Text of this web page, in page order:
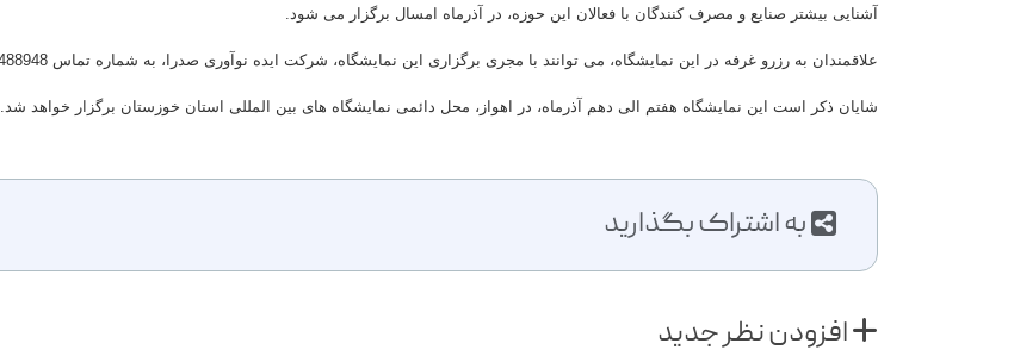
آشنایی بیشتر صنایع و مصرف کنندگان با فعالان این حوزه، در آذرماه امسال برگزار می شود.
علاقمندان به رزرو غرفه در این نمایشگاه، می توانند با مجری برگزاری این نمایشگاه، شرکت ایده نوآوری صدرا، به شماره تماس 02166488948 تماس حاصل نمایند.
شایان ذکر است این نمایشگاه هفتم الی دهم آذرماه، در اهواز، محل دائمی نمایشگاه های بین المللی استان خوزستان برگزار خواهد شد.
به اشتراک بگذارید
افزودن نظر جدید